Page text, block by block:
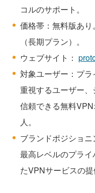
コルのサポート。
価格帯：無料版あ
（長期プラン）。
ウェブサイト：
対象ユーザー：プ
重視するユーザー
信頼できる無料
人。
ブランドポジショニ
最高レベルのプラ
たVPNサービスの提